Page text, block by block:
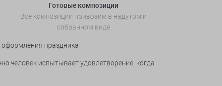
Готовые композиции
Все композиции привозим в надутом и
собранном виде
праздника
человек испытывает удовлетворение, когда